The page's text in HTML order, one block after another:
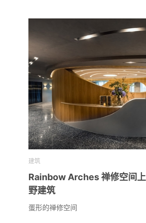
建筑
Rainbow Arches 禅修空间
野建筑
蛋形的禅修空间